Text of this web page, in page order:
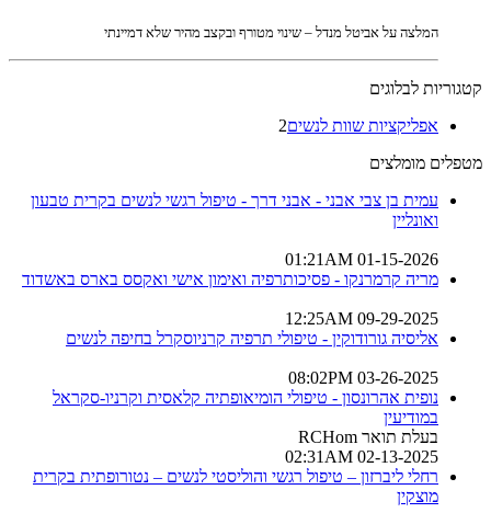
המלצה על אביטל מנדל – שינוי מטורף ובקצב מהיר שלא דמיינתי
קטגוריות לבלוגים
אפליקציות שוות לנשים2
מטפלים מומלצים
עמית בן צבי אבני - אבני דרך - טיפול רגשי לנשים בקרית טבעון
ואונליין
01-15-2026 01:21AM
מריה קרמרנקו - פסיכותרפיה ואימון אישי ואקסס בארס באשדוד
09-29-2025 12:25AM
אליסיה גורודוקין - טיפולי תרפיה קרניוסקרל בחיפה לנשים
03-26-2025 08:02PM
נופית אהרונסון - טיפולי הומיאופתיה קלאסית וקרניו-סקראל
במודיעין
בעלת תואר RCHom
02-13-2025 02:31AM
רחלי ליברזון – טיפול רגשי והוליסטי לנשים – נטורופתית בקרית
מוצקין